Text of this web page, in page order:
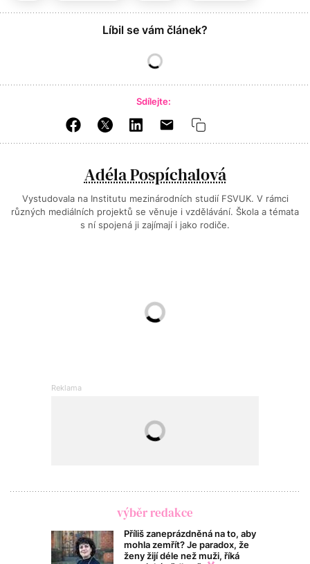
Líbil se vám článek?
Sdílejte:
Adéla Pospíchalová
Vystudovala na Institutu mezinárodních studií FSVUK. V rámci
různých mediálních projektů se věnuje i vzdělávání. Škola a témata
s ní spojená ji zajímají i jako rodiče.
výběr redakce
Příliš zaneprázdněná na to, aby
mohla zemřít? Je paradox, že
ženy žijí déle než muži, říká